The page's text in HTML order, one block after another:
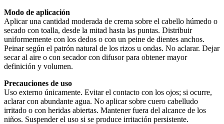
Modo de aplicación
Aplicar una cantidad moderada de crema sobre el cabello húmedo o
secado con toalla, desde la mitad hasta las puntas. Distribuir
uniformemente con los dedos o con un peine de dientes anchos.
Peinar según el patrón natural de los rizos u ondas. No aclarar. Dejar
secar al aire o con secador con difusor para obtener mayor
definición y volumen.
Precauciones de uso
Uso externo únicamente. Evitar el contacto con los ojos; si ocurre,
aclarar con abundante agua. No aplicar sobre cuero cabelludo
irritado o con heridas abiertas. Mantener fuera del alcance de los
niños. Suspender el uso si se produce irritación persistente.